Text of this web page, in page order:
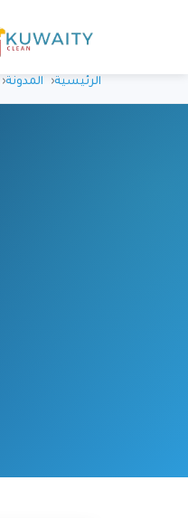
الرئيسية المدونة